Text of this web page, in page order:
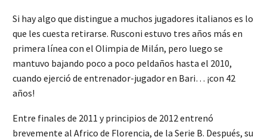
Si hay algo que distingue a muchos jugadores italianos es lo
que les cuesta retirarse. Rusconi estuvo tres años más en
primera línea con el Olimpia de Milán, pero luego se
mantuvo bajando poco a poco peldaños hasta el 2010,
cuando ejerció de entrenador-jugador en Bari… ¡con 42
años!
Entre finales de 2011 y principios de 2012 entrenó
brevemente al Africo de Florencia, de la Serie B. Después, su